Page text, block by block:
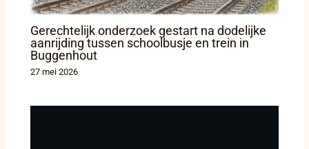
Gerechtelijk onderzoek gestart na dodelijke
aanrijding tussen schoolbusje en trein in
Buggenhout
27 mei 2026